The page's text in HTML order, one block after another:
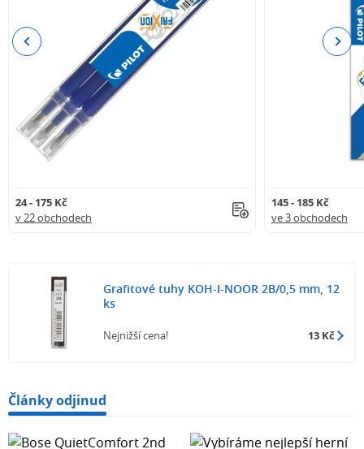
24 - 175 Kč
v 22 obchodech
145 - 185 Kč
ve 3 obchodech
Previous Next
Grafitové tuhy KOH-I-NOOR 2B/0,5 mm, 12
ks
Nejnižší cena! 13 Kč
Články odjinud